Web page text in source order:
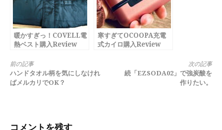
暖かすぎっ！COVELL電
熱ベスト購入Review
寒すぎてOCOOPA充電
式カイロ購入Review
続
き
読
前の記事
ハンドタオル柄を気にしなけれ
ばメルカリでOK？
次の記事
続「EZSODA02」で強炭酸を
作りたい。
コメントを残す